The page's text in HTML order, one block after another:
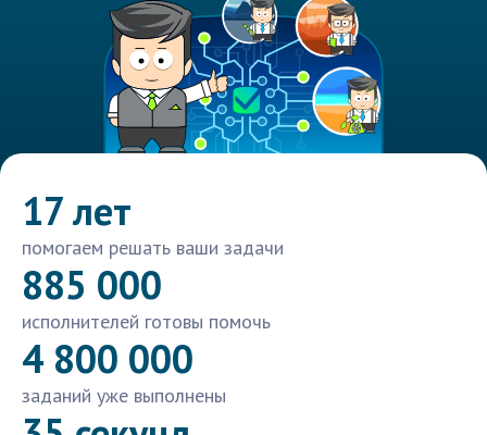
17 лет
помогаем решать ваши задачи
885 000
исполнителей готовы помочь
4 800 000
заданий уже выполнены